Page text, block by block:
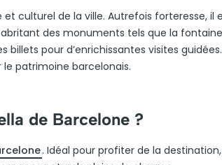
culturel de la ville. Autrefois forteresse, il
des monuments tels que la
pour d’enrichissantes visites
le patrimoine barcelonais.
de Barcelone ?
. Idéal pour profiter de la